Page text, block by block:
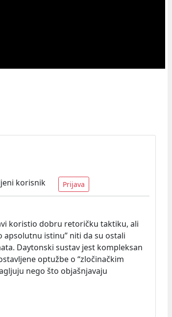
korisnik Prijava
koristio dobru retoričku taktiku, ali
apsolutnu istinu” niti da su ostali
Daytonski sustav jest kompleksan
optužbe o “zločinačkim
nego što objašnjavaju